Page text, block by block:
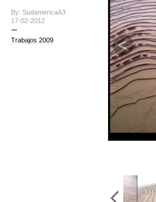
By: SudamericaA3
17-02-2012
Trabajos 2009